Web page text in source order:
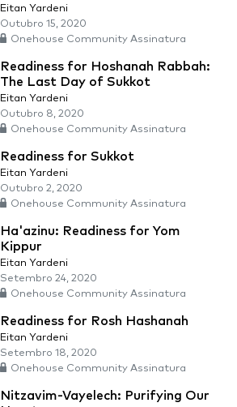
Eitan Yardeni
Outubro 15, 2020
Onehouse Community Assinatura
Readiness for Hoshanah Rabbah:
The Last Day of Sukkot
Eitan Yardeni
Outubro 8, 2020
Onehouse Community Assinatura
Readiness for Sukkot
Eitan Yardeni
Outubro 2, 2020
Onehouse Community Assinatura
Ha'azinu: Readiness for Yom
Kippur
Eitan Yardeni
Setembro 24, 2020
Onehouse Community Assinatura
Readiness for Rosh Hashanah
Eitan Yardeni
Setembro 18, 2020
Onehouse Community Assinatura
Nitzavim-Vayelech: Purifying Our